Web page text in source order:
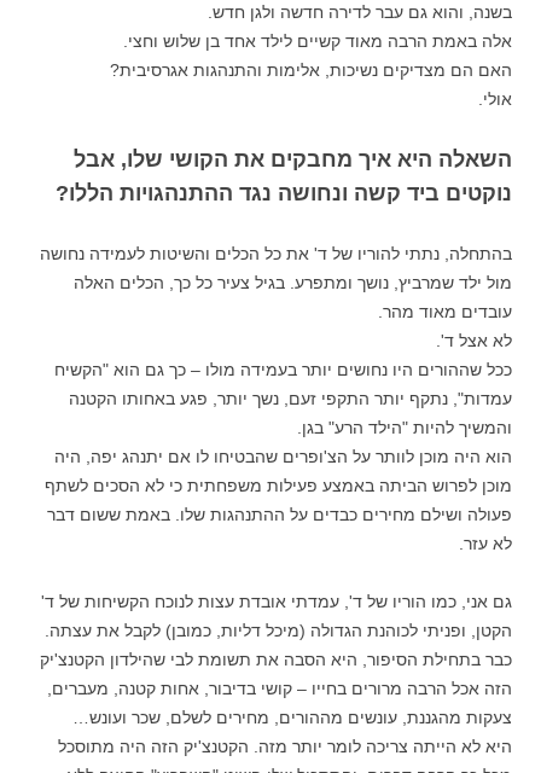
בשנה, והוא גם עבר לדירה חדשה ולגן חדש.
אלה באמת הרבה מאוד קשיים לילד אחד בן שלוש וחצי.
האם הם מצדיקים נשיכות, אלימות והתנהגות אגרסיבית?
אולי.
השאלה היא איך מחבקים את הקושי שלו, אבל
נוקטים ביד קשה ונחושה נגד ההתנהגויות הללו?
בהתחלה, נתתי להוריו של ד' את כל הכלים והשיטות לעמידה נחושה
מול ילד שמרביץ, נושך ומתפרע. בגיל צעיר כל כך, הכלים האלה
עובדים מאוד מהר.
לא אצל ד'.
ככל שההורים היו נחושים יותר בעמידה מולו – כך גם הוא "הקשיח
עמדות", נתקף יותר התקפי זעם, נשך יותר, פגע באחותו הקטנה
והמשיך להיות "הילד הרע" בגן.
הוא היה מוכן לוותר על הצ'ופרים שהבטיחו לו אם יתנהג יפה, היה
מוכן לפרוש הביתה באמצע פעילות משפחתית כי לא הסכים לשתף
פעולה ושילם מחירים כבדים על ההתנהגות שלו. באמת ששום דבר
לא עזר.
גם אני, כמו הוריו של ד', עמדתי אובדת עצות לנוכח הקשיחות של ד'
הקטן, ופניתי לכוהנת הגדולה (מיכל דליות, כמובן) לקבל את עצתה.
כבר בתחילת הסיפור, היא הסבה את תשומת לבי שהילדון הקטנצ'יק
הזה אכל הרבה מרורים בחייו – קושי בדיבור, אחות קטנה, מעברים,
צעקות מהגננת, עונשים מההורים, מחירים לשלם, שכר ועונש…
היא לא הייתה צריכה לומר יותר מזה. הקטנצ'יק הזה היה מתוסכל